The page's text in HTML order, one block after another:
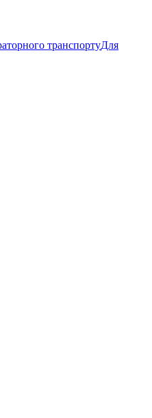
транспортуДля